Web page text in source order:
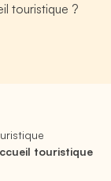
touristique ?
touristique